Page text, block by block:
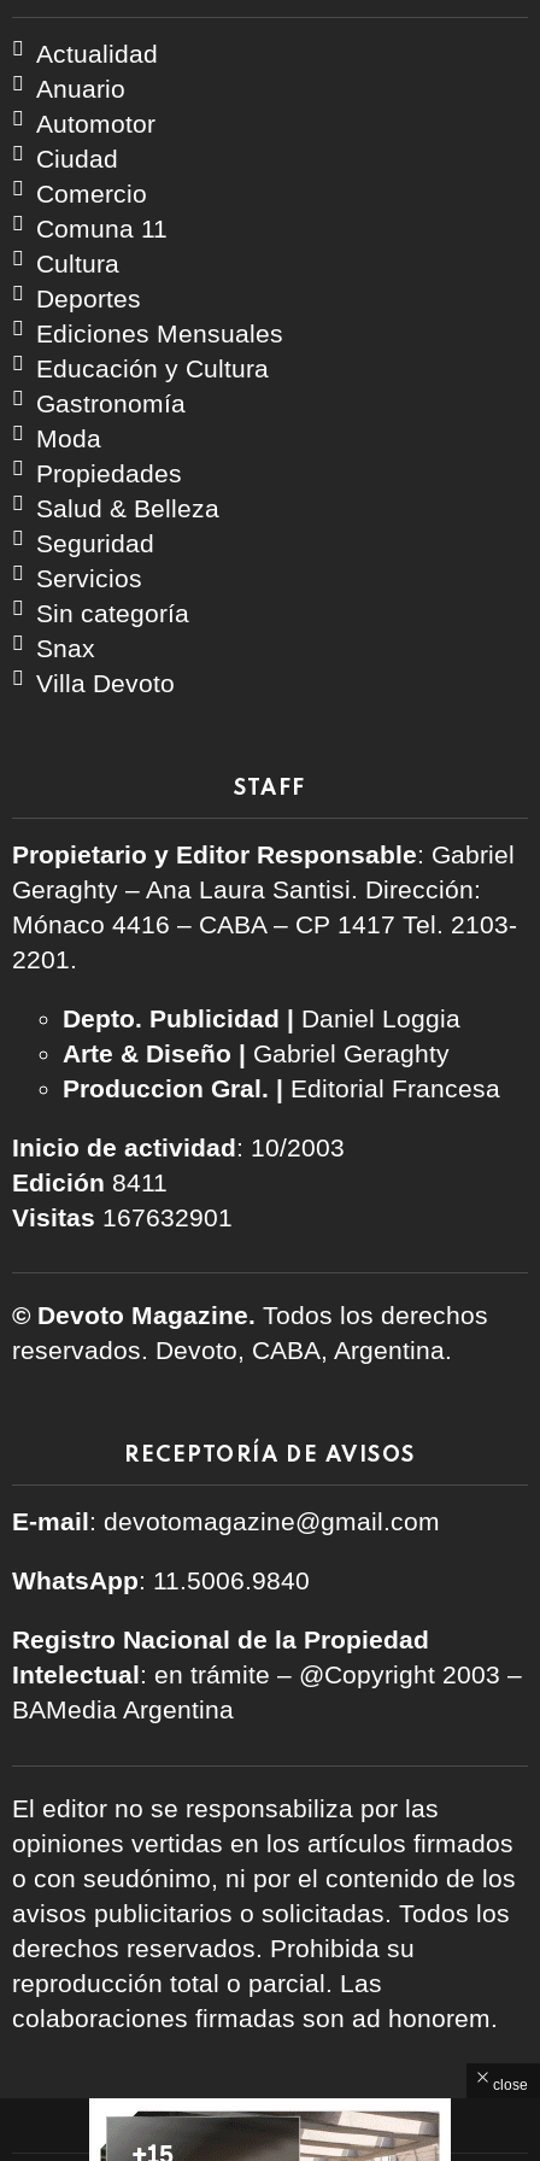
Actualidad
Anuario
Automotor
Ciudad
Comercio
Comuna 11
Cultura
Deportes
Ediciones Mensuales
Educación y Cultura
Gastronomía
Moda
Propiedades
Salud & Belleza
Seguridad
Servicios
Sin categoría
Snax
Villa Devoto
STAFF
Propietario y Editor Responsable: Gabriel
Geraghty – Ana Laura Santisi. Dirección:
Mónaco 4416 – CABA – CP 1417 Tel. 2103-
2201.
Depto. Publicidad | Daniel Loggia
Arte & Diseño | Gabriel Geraghty
Produccion Gral. | Editorial Francesa
Inicio de actividad: 10/2003
Edición 8411
Visitas 167632901
© Devoto Magazine. Todos los derechos
reservados. Devoto, CABA, Argentina.
RECEPTORÍA DE AVISOS
E-mail: devotomagazine@gmail.com
WhatsApp: 11.5006.9840
Registro Nacional de la Propiedad
Intelectual: en trámite – @Copyright 2003 –
BAMedia Argentina
El editor no se responsabiliza por las
opiniones vertidas en los artículos firmados
o con seudónimo, ni por el contenido de los
avisos publicitarios o solicitadas. Todos los
derechos reservados. Prohibida su
reproducción total o parcial. Las
colaboraciones firmadas son ad honorem.
ARCHIVOS
close